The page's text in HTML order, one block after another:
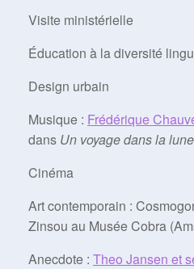
Visite ministérielle
Éducation à la diversité
Design urbain
Musique : Frédérique
dans Un voyage dans la lune
Cinéma
Art contemporain :
Zinsou au Musée Cobra
Anecdote : Theo Jansen et